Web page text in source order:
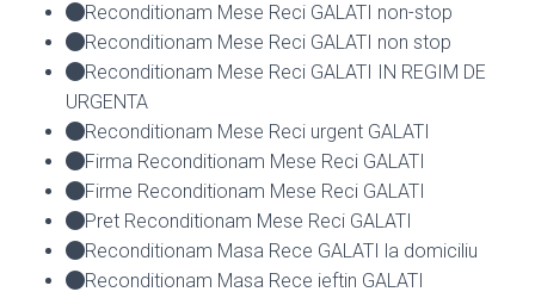
Reconditionam Mese Reci GALATI non-stop
Reconditionam Mese Reci GALATI non stop
Reconditionam Mese Reci GALATI IN REGIM DE
URGENTA
Reconditionam Mese Reci urgent GALATI
Firma Reconditionam Mese Reci GALATI
Firme Reconditionam Mese Reci GALATI
Pret Reconditionam Mese Reci GALATI
Reconditionam Masa Rece GALATI la domiciliu
Reconditionam Masa Rece ieftin GALATI